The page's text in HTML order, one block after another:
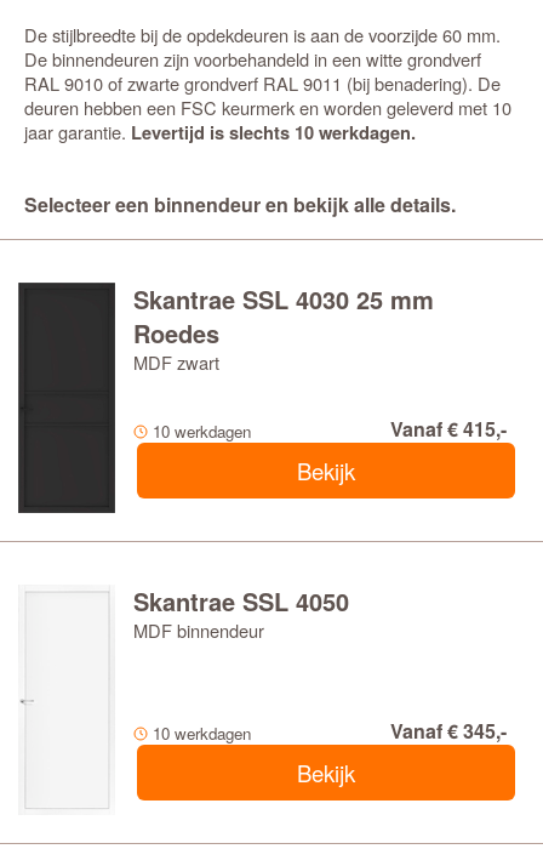
De stijlbreedte bij de opdekdeuren is aan de voorzijde 60 mm.
De binnendeuren zijn voorbehandeld in een witte grondverf
RAL 9010 of zwarte grondverf RAL 9011 (bij benadering). De
deuren hebben een FSC keurmerk en worden geleverd met 10
jaar garantie. Levertijd is slechts 10 werkdagen.
Selecteer een binnendeur en bekijk alle details.
Skantrae SSL 4030 25 mm
Roedes
MDF zwart
10 werkdagen Vanaf € 415,-
Bekijk
Skantrae SSL 4050
MDF binnendeur
10 werkdagen Vanaf € 345,-
Bekijk